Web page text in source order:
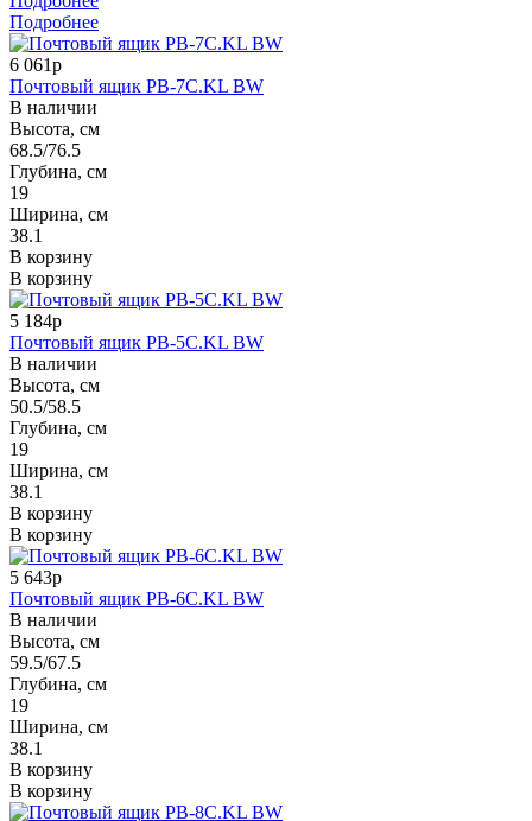
Подробнее
6 061р
Почтовый ящик PB-7C.KL BW
В наличии
Высота, см
68.5/76.5
Глубина, см
19
Ширина, см
38.1
В корзину
В корзину
5 184р
Почтовый ящик PB-5C.KL BW
В наличии
Высота, см
50.5/58.5
Глубина, см
19
Ширина, см
38.1
В корзину
В корзину
5 643р
Почтовый ящик PB-6C.KL BW
В наличии
Высота, см
59.5/67.5
Глубина, см
19
Ширина, см
38.1
В корзину
В корзину